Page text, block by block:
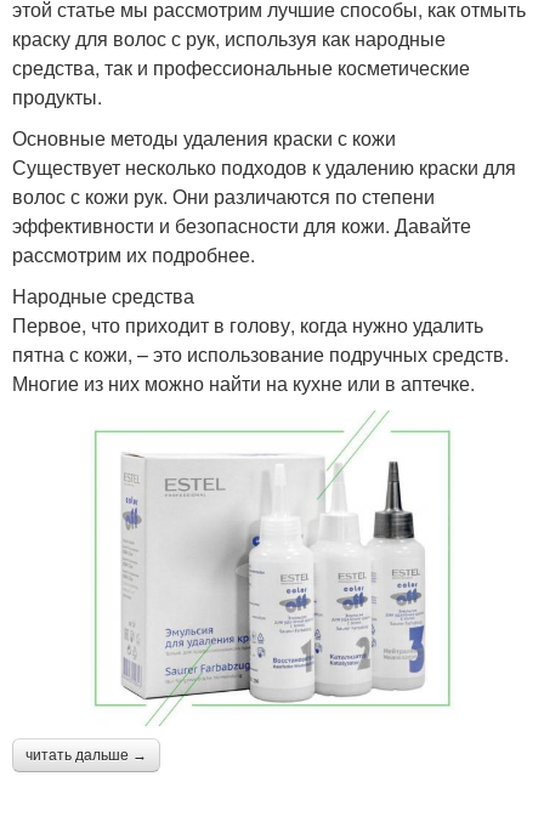
этой статье мы рассмотрим лучшие способы, как отмыть
краску для волос с рук, используя как народные
средства, так и профессиональные косметические
продукты.
Основные методы удаления краски с кожи
Существует несколько подходов к удалению краски для
волос с кожи рук. Они различаются по степени
эффективности и безопасности для кожи. Давайте
рассмотрим их подробнее.
Народные средства
Первое, что приходит в голову, когда нужно удалить
пятна с кожи, – это использование подручных средств.
Многие из них можно найти на кухне или в аптечке.
читать дальше →